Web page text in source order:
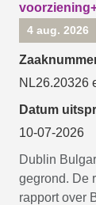
4 aug. 2026
NL26.20326
Datum
10-07-2026
Dublin
gegrond. De
rapport over